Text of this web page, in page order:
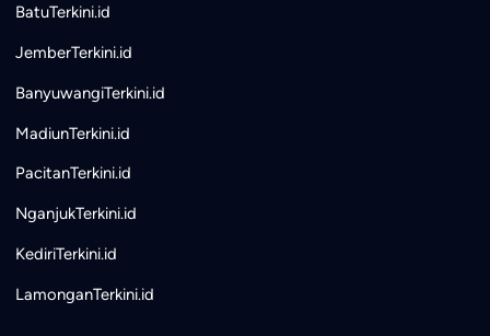
BatuTerkini.id
JemberTerkini.id
BanyuwangiTerkini.id
MadiunTerkini.id
PacitanTerkini.id
NganjukTerkini.id
KediriTerkini.id
LamonganTerkini.id